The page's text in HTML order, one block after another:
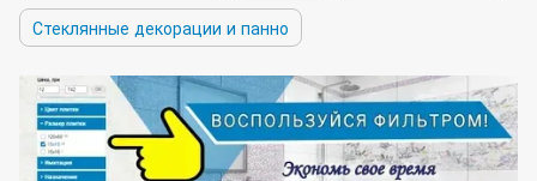
Стеклянные декорации и панно